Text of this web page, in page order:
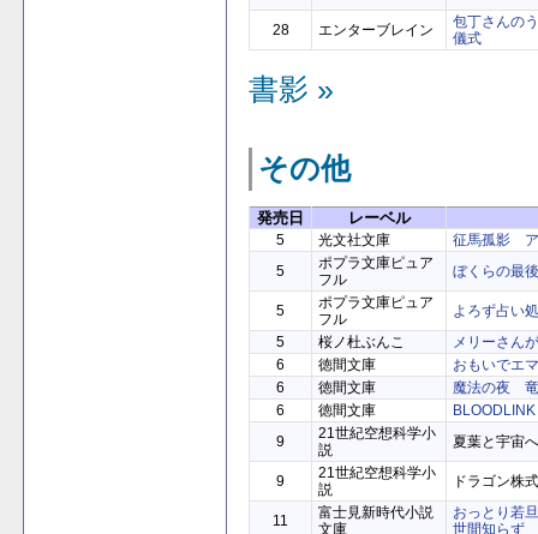
28 エンターブレイン
包丁さんの
儀式
書影 »
その他
発売日 レーベル
5 光文社文庫
征馬孤影 ア
5
ポプラ文庫ピュア
フル
ぼくらの最
5
ポプラ文庫ピュア
フル
よろず占い
5
桜ノ杜ぶんこ
メリーさん
6
徳間文庫
おもいでエ
6
徳間文庫
魔法の夜
6
徳間文庫
9
21世紀空想科学小
説
夏葉と宇宙
9
21世紀空想科学小
説
ドラゴン株
11
富士見新時代小説
文庫
おっとり若
世間知らず